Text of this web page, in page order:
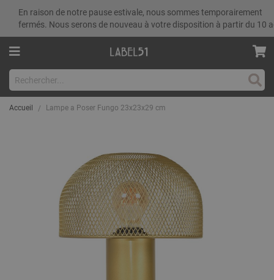
En raison de notre pause estivale, nous sommes temporairement
fermés. Nous serons de nouveau à votre disposition à partir du 10
Accueil Lampe a Poser Fungo 23x23x29 cm